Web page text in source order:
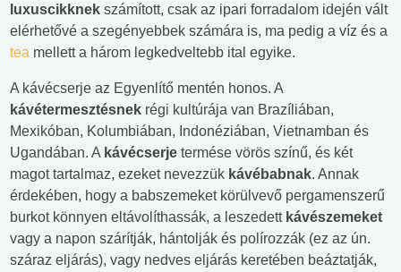
luxuscikknek számított, csak az ipari forradalom idején vált
elérhetővé a szegényebbek számára is, ma pedig a víz és a
tea mellett a három legkedveltebb ital egyike.
A kávécserje az Egyenlítő mentén honos. A
kávétermesztésnek régi kultúrája van Brazíliában,
Mexikóban, Kolumbiában, Indonéziában, Vietnamban és
Ugandában. A kávécserje termése vörös színű, és két
magot tartalmaz, ezeket nevezzük kávébabnak. Annak
érdekében, hogy a babszemeket körülvevő pergamenszerű
burkot könnyen eltávolíthassák, a leszedett kávészemeket
vagy a napon szárítják, hántolják és polírozzák (ez az ún.
száraz eljárás), vagy nedves eljárás keretében beáztatják,